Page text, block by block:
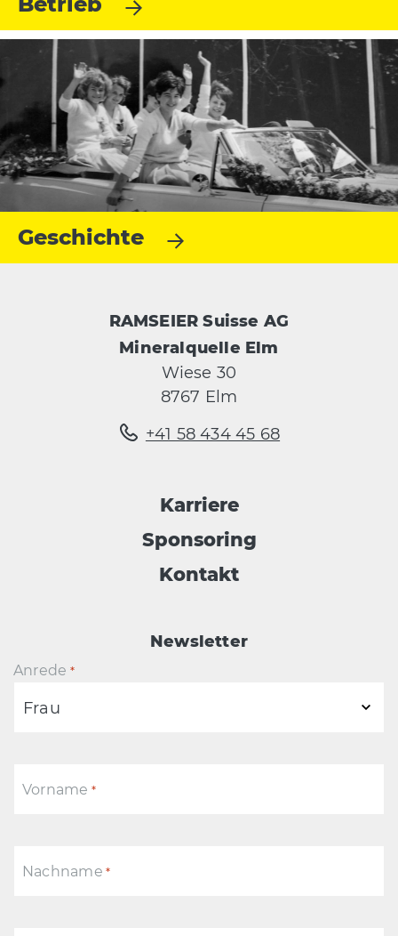
Geschichte
RAMSEIER Suisse AG
Mineralquelle Elm
Wiese 30
8767 Elm
+41 58 434 45 68
Karriere
Sponsoring
Kontakt
Newsletter
Anrede *
Vorname *
Nachname *